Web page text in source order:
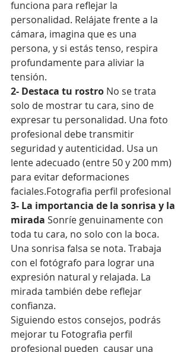
funciona para reflejar la
personalidad. Relájate frente a la
cámara, imagina que es una
persona, y si estás tenso, respira
profundamente para aliviar la
tensión.
2- Destaca tu rostro No se trata
solo de mostrar tu cara, sino de
expresar tu personalidad. Una foto
profesional debe transmitir
seguridad y autenticidad. Usa un
lente adecuado (entre 50 y 200 mm)
para evitar deformaciones
faciales.Fotografia perfil profesional
3- La importancia de la sonrisa y la
mirada Sonríe genuinamente con
toda tu cara, no solo con la boca.
Una sonrisa falsa se nota. Trabaja
con el fotógrafo para lograr una
expresión natural y relajada. La
mirada también debe reflejar
confianza.
Siguiendo estos consejos, podrás
mejorar tu Fotografia perfil
profesional pueden  causar una